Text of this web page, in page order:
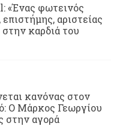
«Ένας φωτεινός
αριστείας
καρδιά του
κανόνας στον
Ο Μάρκος Γεωργίου
στην αγορά